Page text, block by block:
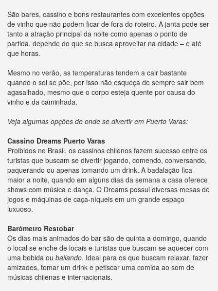
São bares, cassino e bons restaurantes com excelentes opções
de vinho que não podem ficar de fora do roteiro. A janta pode ser
tanto a atração principal da noite como apenas o ponto de
partida, depende do que se busca aproveitar na cidade – e até
que horas.
Mesmo no verão, as temperaturas tendem a cair bastante
quando o sol se põe, por isso não esqueça de sempre sair bem
agasalhado, mesmo que o corpo esteja quente por causa do
vinho e da caminhada.
Veja algumas opções de onde se divertir em Puerto Varas:
Cassino Dreams Puerto Varas
Proibidos no Brasil, os cassinos chilenos fazem sucesso entre os
turistas que buscam se divertir jogando, comendo, conversando,
paquerando ou apenas tomando um drink. A badalação fica
maior a noite, quando em alguns dias da semana a casa oferece
shows com música e dança. O Dreams possui diversas mesas de
jogos e máquinas de caça-níqueis em um grande espaço
luxuoso.
Barómetro Restobar
Os dias mais animados do bar são de quinta a domingo, quando
o local se enche de locais e turistas que buscam se aquecer com
uma bebida ou bailando. Ideal para os que buscam relaxar, fazer
amizades, tomar um drink e petiscar uma comida ao som de
músicas chilenas e internacionais.